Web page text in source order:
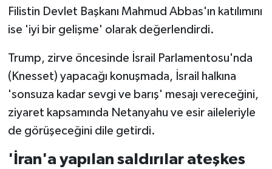
Filistin Devlet Başkanı Mahmud Abbas'ın katılımını
ise 'iyi bir gelişme' olarak değerlendirdi.
Trump, zirve öncesinde İsrail Parlamentosu'nda
(Knesset) yapacağı konuşmada, İsrail halkına
'sonsuza kadar sevgi ve barış' mesajı vereceğini,
ziyaret kapsamında Netanyahu ve esir aileleriyle
de görüşeceğini dile getirdi.
'İran'a yapılan saldırılar ateşkes